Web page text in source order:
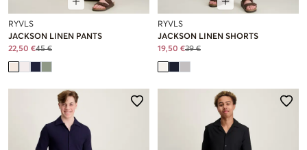
RYVLS
JACKSON LINEN PANTS
22,50 €45 €
RYVLS
JACKSON LINEN SHORTS
19,50 €39 €